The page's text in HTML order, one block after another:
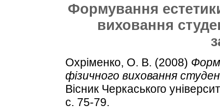
Формування
виховання
Охріменко, О. В. (2008)
фізичного виховання
Вісник Черкаського
с. 75-79.